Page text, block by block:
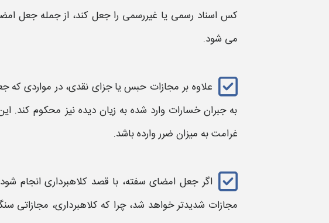
کس اسناد رسمی یا غیررسمی راجعل کند، از جمله جعل
می‌ شود.
علاوه بر مجازات حبس یا جزای نقدی، در مواردی که
به جبران خسارات وارد شده به زیان‌ دیده نیز محکوم کند.
غرامت به میزان ضرر وارده باشد.
اگرجعل امضای سفته، با قصد کلاهبرداری انجام
مجازات شدیدتر خواهد شد، چرا که کلاهبرداری، مجازاتی